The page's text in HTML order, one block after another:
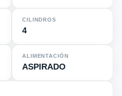
CILINDROS
4
ALIMENTACIÓN
ASPIRADO